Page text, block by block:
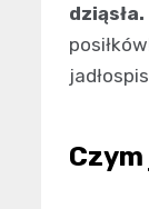
dziąsła.